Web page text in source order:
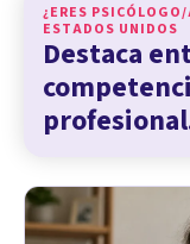
¿ERES PSICÓLOGO/
ESTADOS UNIDOS
Destaca